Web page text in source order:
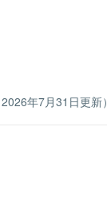
年7月31日更新）